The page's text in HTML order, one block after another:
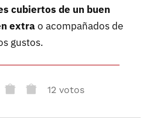
cubiertos de un buen
extrao acompañados de
gustos.
12 votos